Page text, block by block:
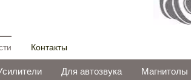
Контакты
Для автозвука Магнитолы